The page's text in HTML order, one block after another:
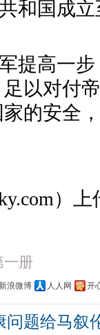
和国成
提高一
以对付
的安全
）上
一册
新浪微博 人人网 开
问题给马叙